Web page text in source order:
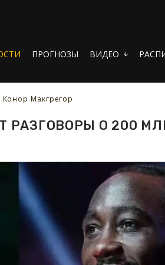
ПРОГНОЗЫ ВИДЕО arrow_downward
Конор Макгрегор
РАЗГОВОРЫ О 200